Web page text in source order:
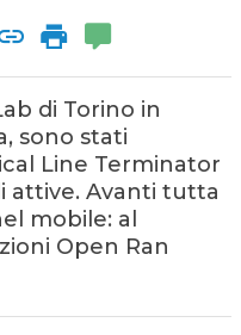
di Torino in
sono stati
Line Terminator
attive. Avanti tutta
mobile: al
Open Ran